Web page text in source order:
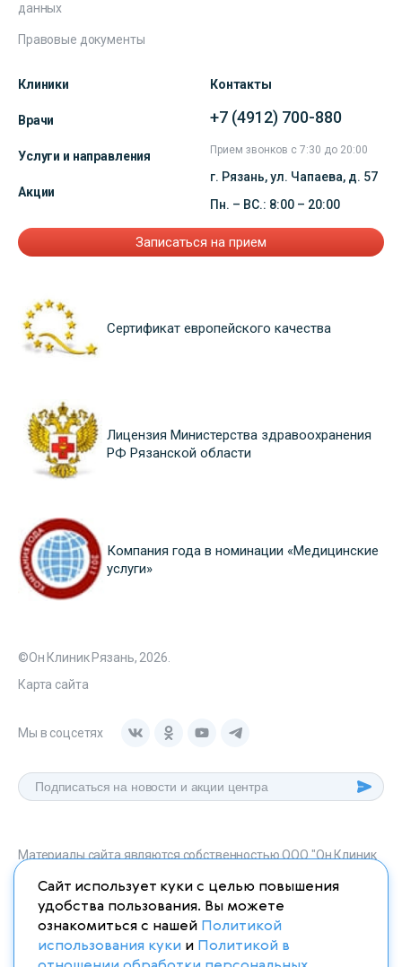
данных
Правовые документы
Клиники
Врачи
Услуги и направления
Акции
Контакты
+7 (4912) 700-880
Прием звонков с 7:30 до 20:00
г. Рязань, ул. Чапаева, д. 57
Пн. – ВС.: 8:00 – 20:00
Записаться на прием
Сертификат европейского качества
Лицензия Министерства здравоохранения
РФ Рязанской области
Компания года в номинации «Медицинские
услуги»
©Он Клиник Рязань, 2026.
Карта сайта
Мы в соцсетях
Материалы сайта являются собственностью ООО "Он Клиник
onclinic-ryazan.ru запрещено в соответствии со статьей 1259
ГК. РФ.
Сайт использует куки с целью повышения
удобства пользования. Вы можете
ознакомиться с нашей Политикой
использования куки и Политикой в